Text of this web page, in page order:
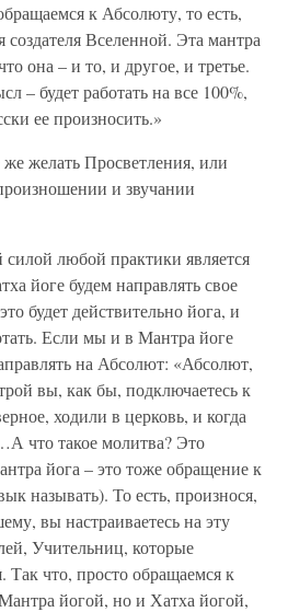
к Абсолюту, то есть,
Вселенной. Эта мантра
она – и то, и другое, и третье.
– будет работать на все 100%,
ее произносить.»
желать Просветления, или
и звучании
любой практики является
йоге будем направлять свое
будет действительно йога, и
Если мы и в Мантра йоге
на Абсолют: «Абсолют,
вы, как бы, подключаетесь к
ходили в церковь, и когда
что такое молитва? Это
йога – это тоже обращение к
называть). То есть, произнося,
вы настраиваетесь на эту
Учительниц, которые
Так что, просто обращаемся к
йогой, но и Хатха йогой,